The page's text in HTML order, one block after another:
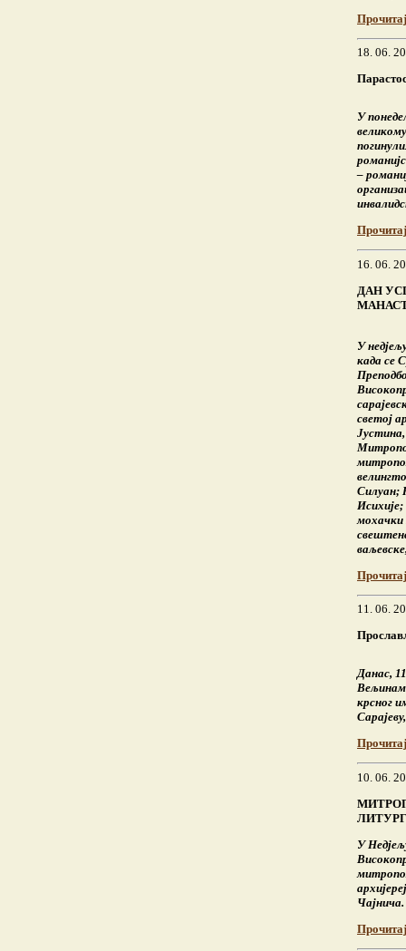
18. 06.
У
–
16. 06.
ДАН
У
када се
светој
Силуан;
11. 06.
Данас,
крсног
10. 06.
У
Чајнича.